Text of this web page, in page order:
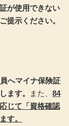
が使用できない
提示ください。
へマイナ保険証
ます。
また、 84
じて「資格確認
す。